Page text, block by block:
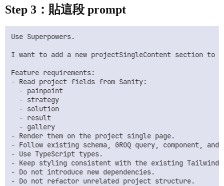
Step 3：貼這段 prompt
Use Superpowers.
I want to add a new projectSingleContent section
Feature requirements:
- Read project fields from Sanity:
  - painpoint
  - strategy
  - solution
  - result
  - gallery
- Render them on the project single page.
- Follow existing schema, GROQ query, component,
- Use TypeScript types.
- Keep styling consistent with the existing Tailwind
- Do not introduce new dependencies.
- Do not refactor unrelated project structure.